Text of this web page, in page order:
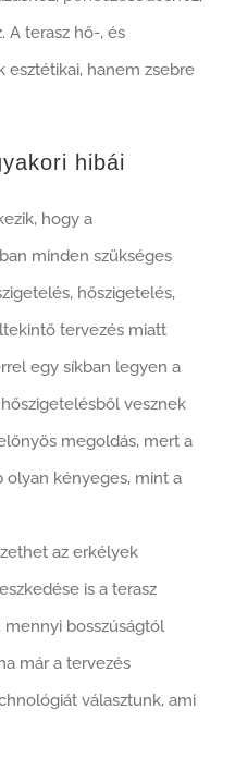
A terasz hő-, és
esztétikai, hanem zsebre
hibái
hogy a
minden szükséges
hőszigetelés,
tervezés miatt
egy síkban legyen a
vesznek
megoldás, mert a
olyan kényeges, mint a
az erkélyek
is a terasz
mennyi bosszúságtól
már a tervezés
választunk, ami